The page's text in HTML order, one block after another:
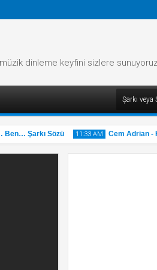
dinleme keyfini sizlere
Şarkı Sözü 11:33 AM Cem Adrian -